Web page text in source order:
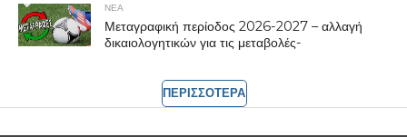
ΝΕΑ
Μεταγραφική περίοδος 2026-2027 – αλλαγή
δικαιολογητικών για τις μεταβολές-
ΠΕΡΙΣΣΟΤΕΡΑ